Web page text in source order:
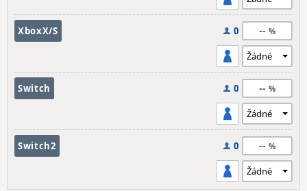
XboxX/S 0 --
Switch 0 --
Switch2 0 --